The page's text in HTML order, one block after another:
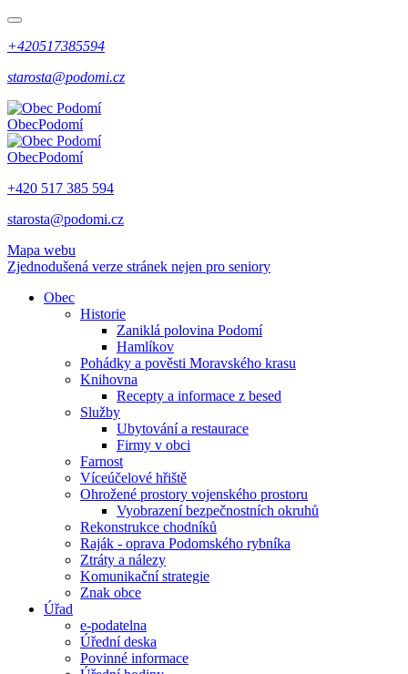
+420517385594
starosta@podomi.cz
ObecPodomí
ObecPodomí
+420 517 385 594
starosta@podomi.cz
Mapa webu
Zjednodušená verze stránek nejen pro seniory
Obec
Historie
Zaniklá polovina Podomí
Hamlíkov
Pohádky a pověsti Moravského krasu
Knihovna
Recepty a informace z besed
Služby
Ubytování a restaurace
Firmy v obci
Farnost
Víceúčelové hřiště
Ohrožené prostory vojenského prostoru
Vyobrazení bezpečnostních okruhů
Rekonstrukce chodníků
Raják - oprava Podomského rybníka
Ztráty a nálezy
Komunikační strategie
Znak obce
Úřad
e-podatelna
Úřední deska
Povinné informace